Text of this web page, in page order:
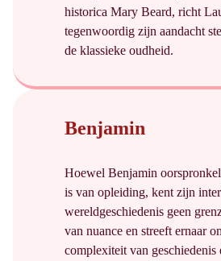
historica Mary Beard, richt
tegenwoordig zijn aandacht
de klassieke oudheid.
Benjamin
Hoewel Benjamin
is van opleiding, kent zijn
wereldgeschiedenis geen
van nuance en streeft ernaar
complexiteit van geschiedenis